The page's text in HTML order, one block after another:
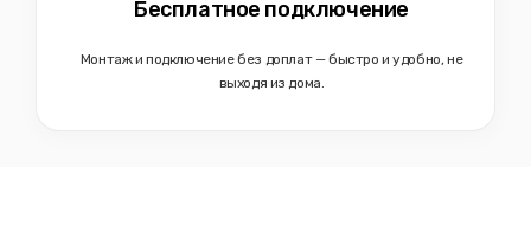
Бесплатное подключение
Монтаж и подключение без доплат — быстро и удобно, не
выходя из дома.